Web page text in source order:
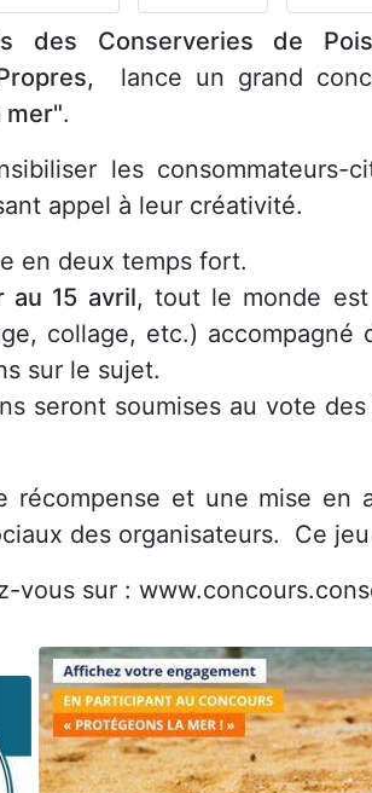
des Conserveries de
lance un grand
mer".
les consommateurs-
appel à leur créativité.
en deux temps fort.
au 15 avril, tout le monde
collage, etc.) accompagné
sur le sujet.
seront soumises au vote
et une mise en
des organisateurs. Ce
vous sur :